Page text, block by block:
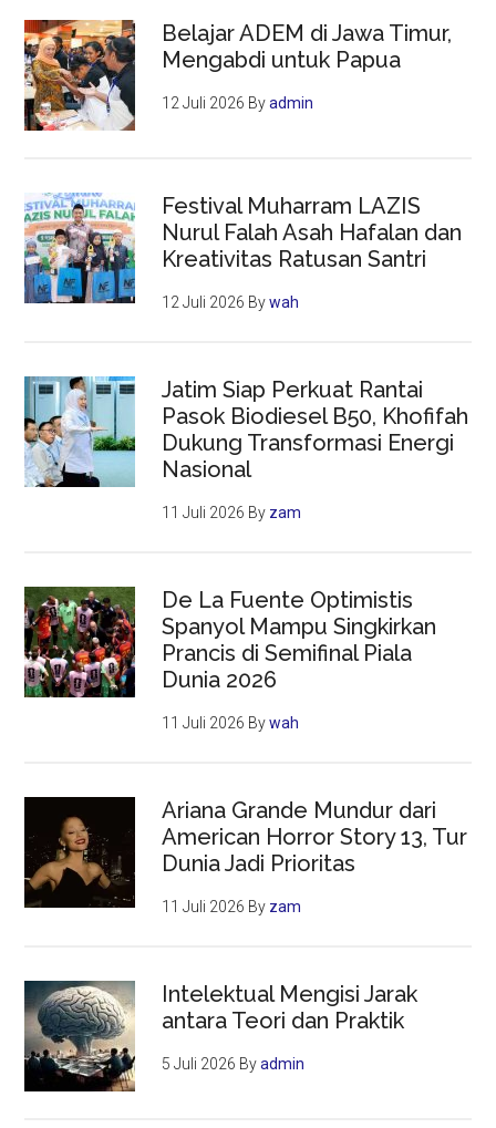
Belajar ADEM di Jawa Timur,
Mengabdi untuk Papua
12 Juli 2026 Byadmin
Festival Muharram LAZIS
Nurul Falah Asah Hafalan dan
Kreativitas Ratusan Santri
12 Juli 2026 Bywah
Jatim Siap Perkuat Rantai
Pasok Biodiesel B50, Khofifah
Dukung Transformasi Energi
Nasional
11 Juli 2026 By zam
De La Fuente Optimistis
Spanyol Mampu Singkirkan
Prancis di Semifinal Piala
Dunia 2026
11 Juli 2026 Bywah
Ariana Grande Mundur dari
American Horror Story 13, Tur
Dunia Jadi Prioritas
11 Juli 2026 By zam
Intelektual Mengisi Jarak
antara Teori dan Praktik
5 Juli 2026 Byadmin